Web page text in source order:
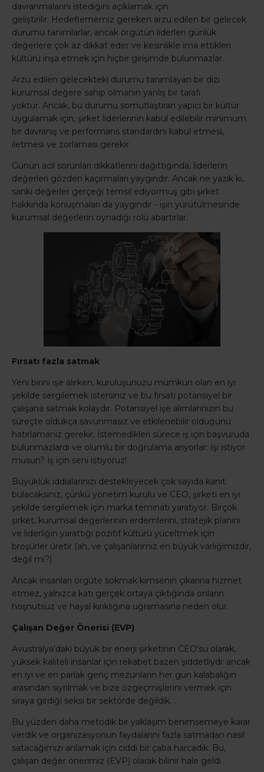
davranmalarını istediğini açıklamak için
geliştirilir. Hedeflememiz gereken arzu edilen bir gelecek
durumu tanımlarlar, ancak örgütün liderleri günlük
değerlere çok az dikkat eder ve kesinlikle ima ettikleri
kültürü inşa etmek için hiçbir girişimde bulunmazlar.
Arzu edilen gelecekteki durumu tanımlayan bir dizi
kurumsal değere sahip olmanın yanlış bir tarafı
yoktur. Ancak, bu durumu somutlaştıran yapıcı bir kültür
uygulamak için, şirket liderlerinin kabul edilebilir minimum
bir davranış ve performans standardını kabul etmesi,
iletmesi ve zorlaması gerekir.
Günün acil sorunları dikkatlerini dağıttığında, liderlerin
değerleri gözden kaçırmaları yaygındır. Ancak ne yazık ki,
sanki değerler gerçeği temsil ediyormuş gibi şirket
hakkında konuşmaları da yaygındır - işin yürütülmesinde
kurumsal değerlerin oynadığı rolü abartırlar.
Fırsatı fazla satmak
Yeni birini işe alırken, kuruluşunuzu mümkün olan en iyi
şekilde sergilemek istersiniz ve bu fırsatı potansiyel bir
çalışana satmak kolaydır. Potansiyel işe alımlarınızın bu
süreçte oldukça savunmasız ve etkilenebilir olduğunu
hatırlamanız gerekir. İstemedikleri sürece iş için başvuruda
bulunmazlardı ve olumlu bir doğrulama arıyorlar: İşi istiyor
musun? İş için seni istiyoruz!
Büyüklük iddialarınızı destekleyecek çok sayıda kanıt
bulacaksınız, çünkü yönetim kurulu ve CEO, şirketi en iyi
şekilde sergilemek için marka teminatı yaratıyor. Birçok
şirket, kurumsal değerlerinin erdemlerini, stratejik planını
ve liderliğin yarattığı pozitif kültürü yüceltmek için
broşürler üretir (ah, ve çalışanlarımız en büyük varlığımızdır,
değil mi?)
Ancak insanları örgüte sokmak kimsenin çıkarına hizmet
etmez, yalnızca katı gerçek ortaya çıktığında onların
hoşnutsuz ve hayal kırıklığına uğramasına neden olur.
Çalışan Değer Önerisi (EVP)
Avustralya'daki büyük bir enerji şirketinin CEO'su olarak,
yüksek kaliteli insanlar için rekabet bazen şiddetliydi: ancak
en iyi ve en parlak genç mezunların her gün kalabalığın
arasından sıyrılmak ve bize özgeçmişlerini vermek için
sıraya girdiği seksi bir sektörde değildik. .
Bu yüzden daha metodik bir yaklaşım benimsemeye karar
verdik ve organizasyonun faydalarını fazla satmadan nasıl
satacağımızı anlamak için ciddi bir çaba harcadık. Bu,
çalışan değer önerimiz (EVP) olarak bilinir hale geldi .